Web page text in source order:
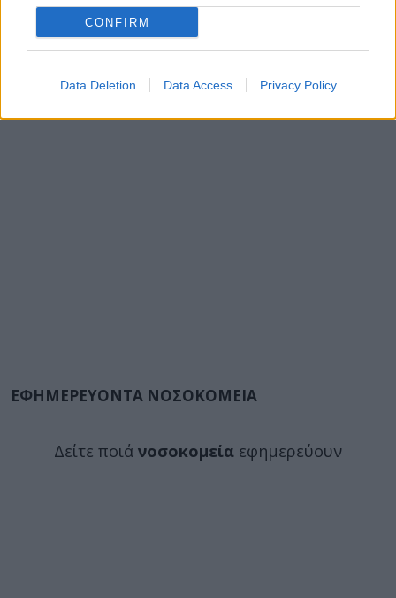
CONFIRM
Data Deletion Data Access Privacy Policy
ΕΦΗΜΕΡΕΥΟΝΤΑ ΝΟΣΟΚΟΜΕΙΑ
Δείτε ποιά νοσοκομεία εφημερεύουν